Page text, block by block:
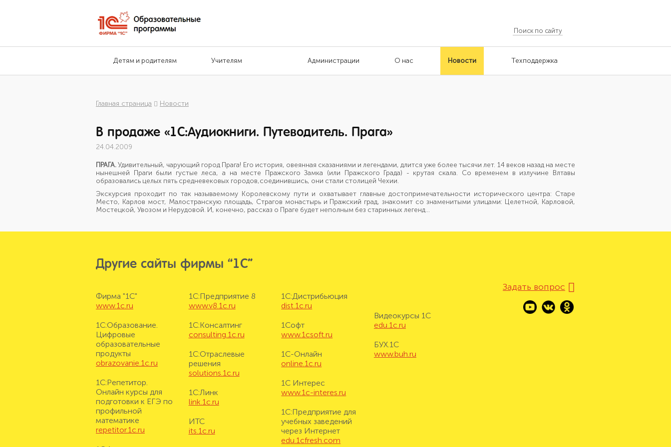
Детям и родителям Учителям Администрации О нас Новости Техподдержка
Главная страница Новости
В продаже «1С:Аудиокниги. Путеводитель. Прага»
24.04.2009
ПРАГА.Удивительный, чарующий город Прага! Его история, овеянная сказаниями и легендами, длится уже более тысячи лет. 14 веков назад на месте
нынешней Праги были густые леса, а на месте Пражского Замка (или Пражского Града) - крутая скала. Со временем в излучине Влтавы
образовались целых пять средневековых городов,соединившись, они стали столицей Чехии.
Экскурсия проходит по так называемому Королевскому пути и охватывает главные достопримечательности исторического центра: Старе
Место, Карлов мост, Малостранскую площадь, Страгов монастырь и Пражский град, знакомит со знаменитыми улицами: Целетной, Карловой,
Мостецкой, Увозом и Нерудовой. И, конечно, рассказ о Праге будет неполным без старинных легенд...
Другие сайты фирмы “1С”
Фирма "1С"
www.1c.ru
1С:Образование.
Цифровые
образовательные
продукты
obrazovanie.1c.ru
1С:Репетитор.
Онлайн курсы для
подготовки к ЕГЭ по
профильной
математике
repetitor.1c.ru
1С:Предприятие 8
www.v8.1c.ru
1С:Консалтинг
consulting.1c.ru
1С:Отраслевые
решения
solutions.1c.ru
1С:Линк
link.1c.ru
ИТС
its.1c.ru
1С:Дистрибьюция
dist.1c.ru
1Софт
www.1csoft.ru
1С-Онлайн
online.1c.ru
1С Интерес
www.1c-interes.ru
1С:Предприятие для
учебных заведений
через Интернет
edu.1cfresh.com
Видеокурсы 1С
edu.1c.ru
БУХ.1С
www.buh.ru
Задать вопрос